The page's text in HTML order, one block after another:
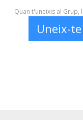
Quan t'uneixis al Grup,
Uneix-